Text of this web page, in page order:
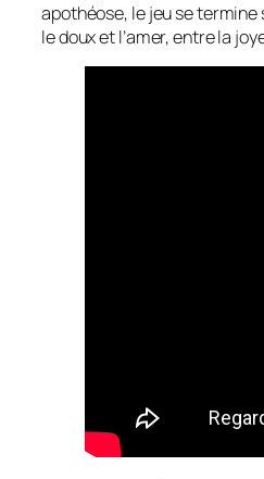
apothéose, le jeu se
le doux et l’amer, entre la